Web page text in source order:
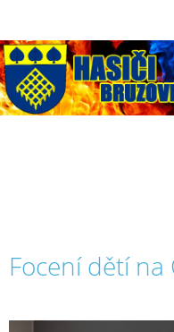
Focení dětí na